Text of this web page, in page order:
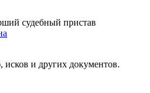
судебный пристав
и других документов.